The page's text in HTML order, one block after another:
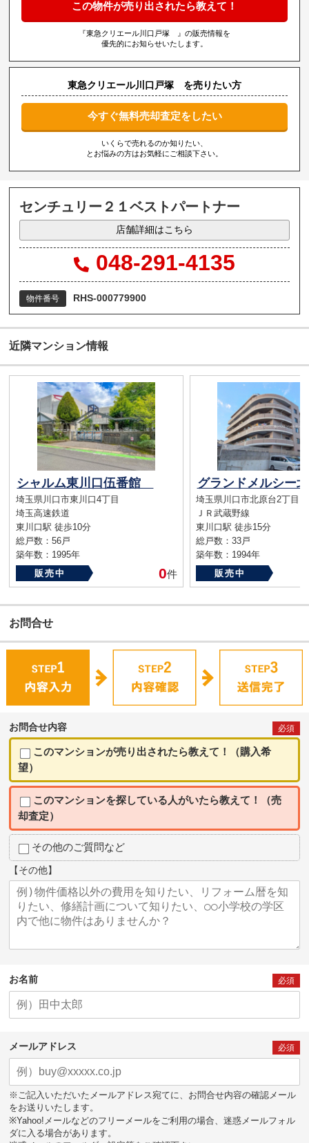
この物件が売り出されたら教えて！
『東急クリエール川口戸塚 』の販売情報を
優先的にお知らせいたします。
東急クリエール川口戸塚 を売りたい方
今すぐ無料売却査定をしたい
いくらで売れるのか知りたい、
とお悩みの方はお気軽にご相談下さい。
センチュリー２１ベストパートナー
店舗詳細はこちら
048-291-4135
物件番号 RHS-000779900
近隣マンション情報
シャルム東川口伍番館
埼玉県川口市東川口4丁目
埼玉高速鉄道
東川口駅 徒歩10分
総戸数：56戸
築年数：1995年
販売中
0件
グランドメルシー
埼玉県川口市北原台2丁目
ＪＲ武蔵野線
東川口駅 徒歩15分
総戸数：33戸
築年数：1994年
販売中
お問合せ
お問合せ内容 必須
このマンションが売り出されたら教えて！（購入希
望）
このマンションを探している人がいたら教えて！（売
却査定）
その他のご質問など
【その他】
お名前 必須
メールアドレス 必須
※ご記入いただいたメールアドレス宛てに、お問合せ内容の確認メール
をお送りいたします。
※Yahoo!メールなどのフリーメールをご利用の場合、迷惑メールフォル
ダに入る場合があります。